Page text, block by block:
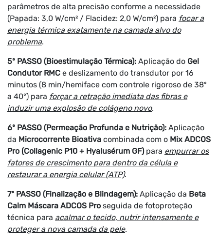
parâmetros de alta precisão conforme a necessidade
(Papada: 3,0 W/cm² / Flacidez: 2,0 W/cm²) para focar a
energia térmica exatamente na camada alvo do
problema.
5º PASSO (Bioestimulação Térmica): Aplicação do Gel
Condutor RMC e deslizamento do transdutor por 16
minutos (8 min/hemiface com controle rigoroso de 38º
a 40º) para forçar a retração imediata das fibras e
induzir uma explosão de colágeno novo.
6º PASSO (Permeação Profunda e Nutrição): Aplicação
da Microcorrente Bioativa combinada com o Mix ADCOS
Pro (Collagenic P10 + Hyalusérum GF)para empurrar os
fatores de crescimento para dentro da célula e
restaurar a energia celular (ATP).
7º PASSO (Finalização e Blindagem): Aplicação da Beta
Calm Máscara ADCOS Pro seguida de fotoproteção
técnica para acalmar o tecido, nutrir intensamente e
proteger a nova camada da pele.